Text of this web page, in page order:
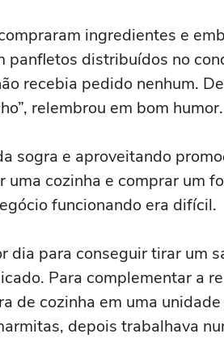
ingredientes e
panfletos distribuídos no
recebia pedido nenhum.
relembrou em bom humor.
sogra e aproveitando
uma cozinha e comprar um
funcionando era difícil.
dia para conseguir tirar um
Para complementar a
de cozinha em uma
depois trabalhava